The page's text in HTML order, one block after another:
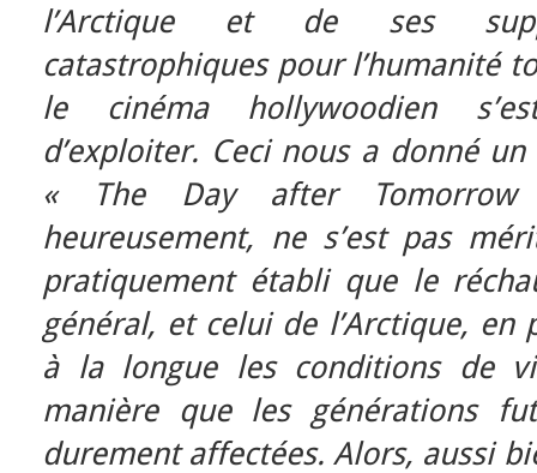
l’Arctique et de ses
catastrophiques pour l’humanité
le cinéma hollywoodien
d’exploiter. Ceci nous a donné
« The Day after
heureusement, ne s’est pas
pratiquement établi que le
général, et celui de l’Arctique,
à la longue les conditions de
manière que les générations
durement affectées. Alors, aussi